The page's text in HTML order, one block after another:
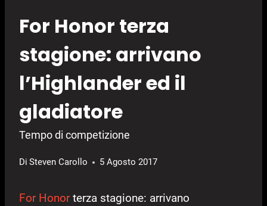
For Honor terza
stagione: arrivano
l’Highlander ed il
gladiatore
Tempo di competizione
Di Steven Carollo 5 Agosto 2017
For Honorterza stagione: arrivano